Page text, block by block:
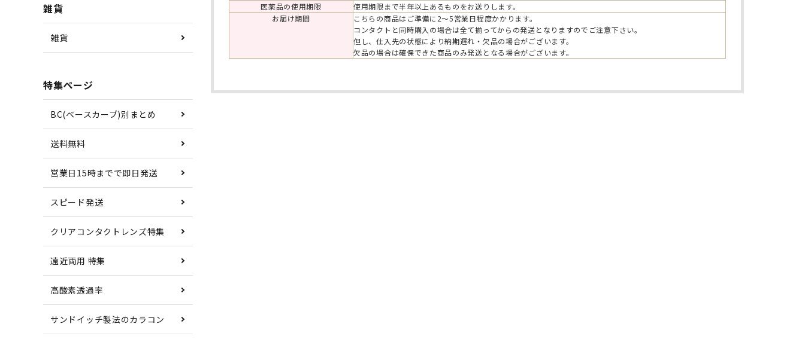
雑貨
雑貨
特集ページ
BC(ベースカーブ)別まとめ
送料無料
営業日15時までで即日発送
スピード発送
クリアコンタクトレンズ特集
遠近両用 特集
高酸素透過率
サンドイッチ製法のカラコン
医薬品の使用期限
使用期限まで半年以上あるものをお送りします。
お届け期間
こちらの商品はご準備に2～5営業日程度かかります。
コンタクトと同時購入の場合は全て揃ってからの発送となりますのでご注意下さい。
但し、仕入先の状態により納期遅れ・欠品の場合がございます。
欠品の場合は確保できた商品のみ発送となる場合がございます。